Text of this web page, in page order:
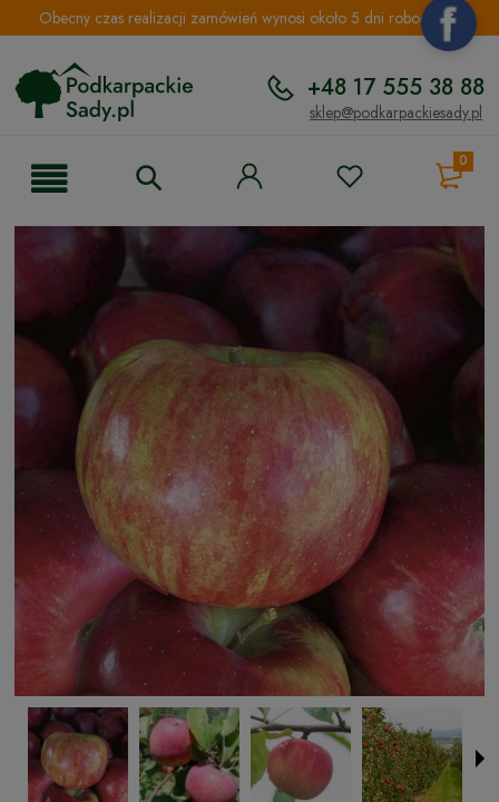
Obecny czas realizacji zamówień wynosi około 5 dni roboczych.
+48 17 555 38 88
sklep@podkarpackiesady.pl
0